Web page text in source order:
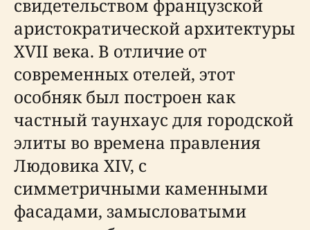
свидетельством французской
аристократической архитектуры
XVII века. В отличие от
современных отелей, этот
особняк был построен как
частный таунхаус для городской
элиты во времена правления
Людовика XIV, с
симметричными каменными
фасадами, замысловатыми